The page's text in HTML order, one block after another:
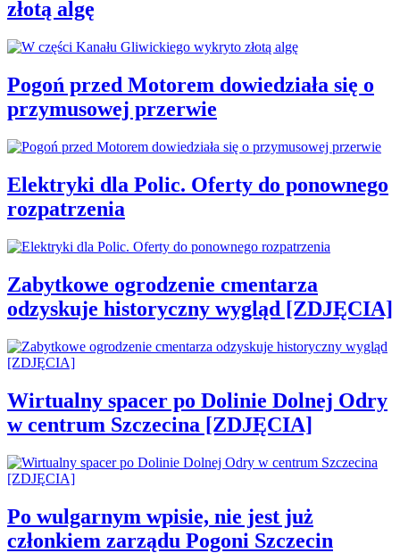
złotą algę
Pogoń przed Motorem dowiedziała się o
przymusowej przerwie
Elektryki dla Polic. Oferty do ponownego
rozpatrzenia
Zabytkowe ogrodzenie cmentarza
odzyskuje historyczny wygląd [ZDJĘCIA]
Wirtualny spacer po Dolinie Dolnej Odry
w centrum Szczecina [ZDJĘCIA]
Po wulgarnym wpisie, nie jest już
członkiem zarządu Pogoni Szczecin